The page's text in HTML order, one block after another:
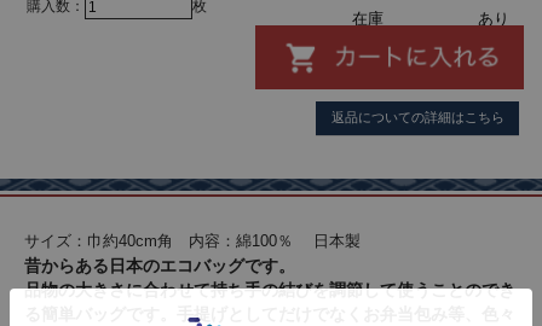
購入数： 枚
在庫 あり
返品についての詳細はこちら
サイズ：巾約40cm角 内容：綿100％ 日本製
昔からある日本のエコバッグです。
品物の大きさに合わせて持ち手の結びを調節して使うことのでき
る簡単バッグです。手提げとしてだけでなくお弁当包み等、色々